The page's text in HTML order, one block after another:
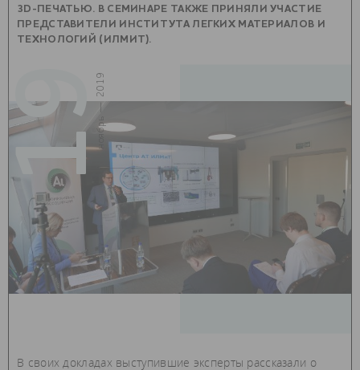
3D-ПЕЧАТЬЮ. В СЕМИНАРЕ ТАКЖЕ ПРИНЯЛИ УЧАСТИЕ
ПРЕДСТАВИТЕЛИ ИНСТИТУТА ЛЕГКИХ МАТЕРИАЛОВ И
ТЕХНОЛОГИЙ (ИЛМИТ).
19
ноябрь — 2019
В своих докладах выступившие эксперты рассказали о